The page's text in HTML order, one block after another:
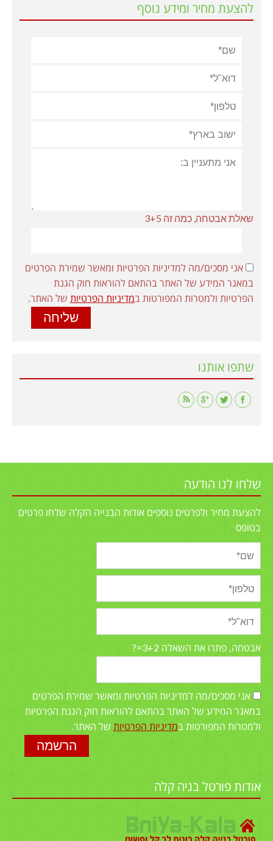
להצעת מחיר ומידע נוסף
שאלת אבטחה, כמה זה 3+5
אני מסכים/מה למדיניות הפרטיות ומאשר שמירת הפרטים
במאגר המידע של האתר בהתאם להוראות חוק הגנת
הפרטיות ולמטרות המפורטות במדיניות הפרטיות של האתר.
שתפו אותנו
Find us on:
שלחו לנו הודעה
להצעת מחיר ולפרטים נוספים אודות הבנייה הקלה שלחו פרטים
בטופס
אבטחה, פתרו את השאלה 3+2=?
אני מסכים/מה למדיניות הפרטיות ומאשר שמירת הפרטים
במאגר המידע של האתר בהתאם להוראות חוק הגנת הפרטיות
ולמטרות המפורטות במדיניות הפרטיות של האתר.
אודות פורטל בניה קלה